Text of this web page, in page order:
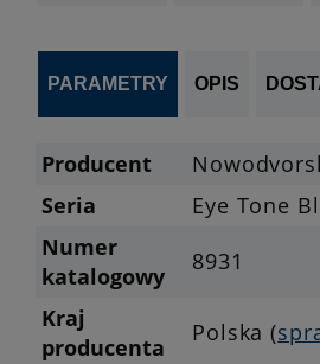
PARAMETRY OPIS
Producent
Seria
Eye Tone
Numer
katalogowy
8931
Kraj
producenta
Polska (